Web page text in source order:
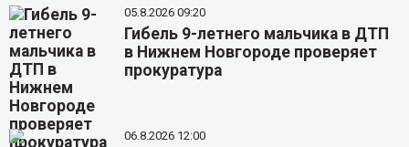
05.8.2026 09:20
Гибель 9-летнего мальчика в ДТП
в Нижнем Новгороде проверяет
прокуратура
06.8.2026 12:00